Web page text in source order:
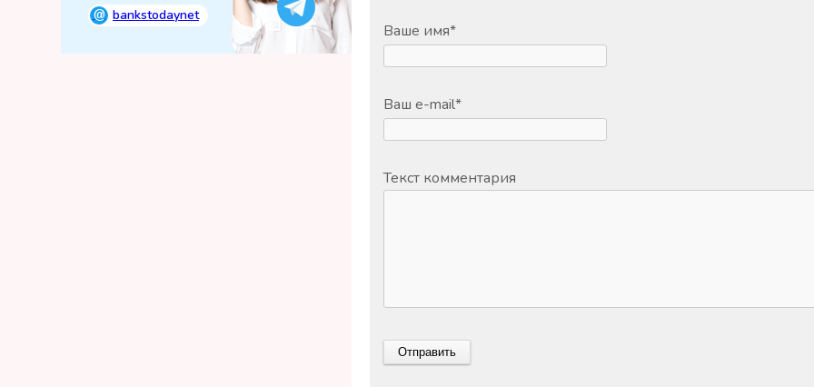
@ bankstodaynet
Ваше имя*
Ваш e-mail*
Текст комментария